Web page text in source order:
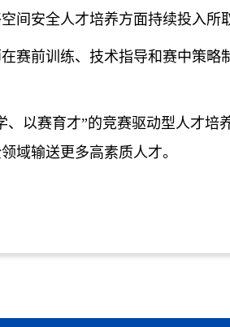
间安全人才培养方面持续投入所
赛前训练、技术指导和赛中策略
、以赛育才”的竞赛驱动型人才培
域输送更多高素质人才。